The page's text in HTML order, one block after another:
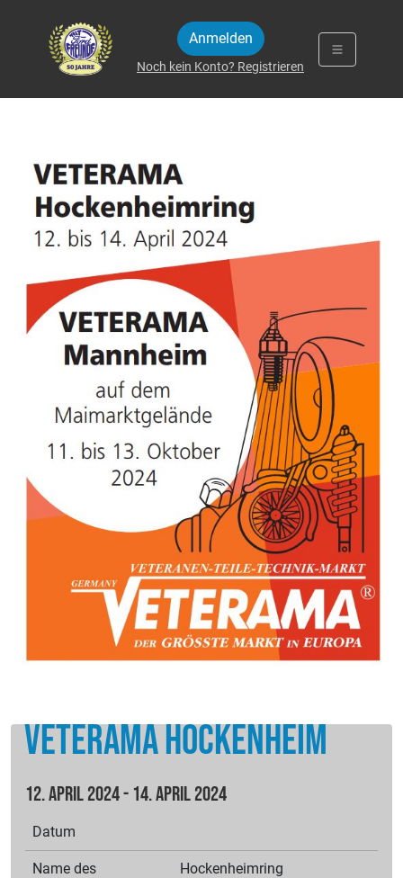
Anmelden
Noch kein Konto? Registrieren
Veterama Hockenheim
12. April 2024 - 14. April 2024
Datum
Name des
Hockenheimring